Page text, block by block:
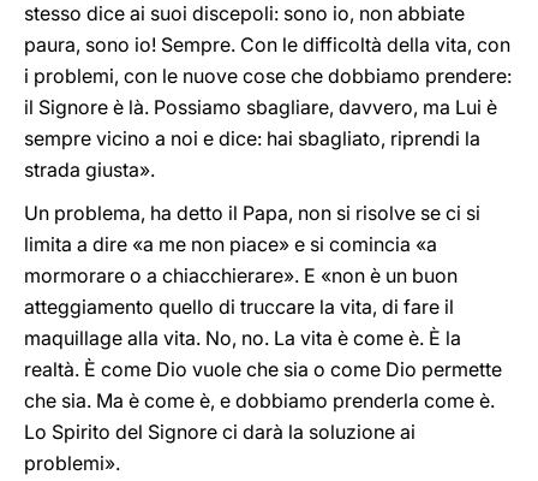
stesso dice ai suoi discepoli: sono io, non abbiate
paura, sono io! Sempre. Con le difficoltà della vita, con
i problemi, con le nuove cose che dobbiamo prendere:
il Signore è là. Possiamo sbagliare, davvero, ma Lui è
sempre vicino a noi e dice: hai sbagliato, riprendi la
strada giusta».
Un problema, ha detto il Papa, non si risolve se ci si
limita a dire «a me non piace» e si comincia «a
mormorare o a chiacchierare». E «non è un buon
atteggiamento quello di truccare la vita, di fare il
maquillage alla vita. No, no. La vita è come è. È la
realtà. È come Dio vuole che sia o come Dio permette
che sia. Ma è come è, e dobbiamo prenderla come è.
Lo Spirito del Signore ci darà la soluzione ai
problemi».